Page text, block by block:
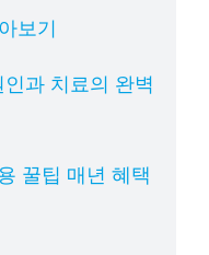
보기
과 치료의 완벽
꿀팁 매년 혜택